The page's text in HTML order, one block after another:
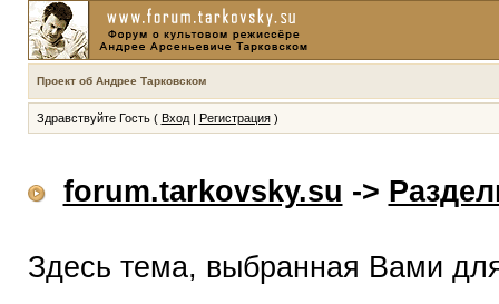
Проект об Андрее Тарковском
Здравствуйте Гость ( Вход| Регистрация)
forum.tarkovsky.su ->
Здесь тема, выбранная Вами